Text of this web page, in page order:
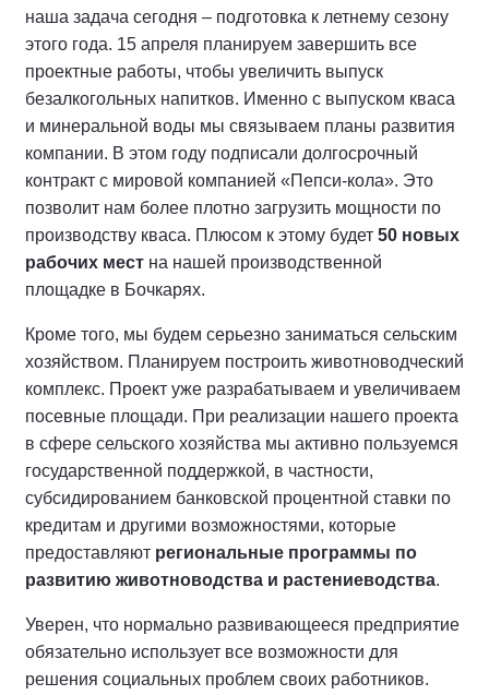
наша задача сегодня – подготовка к летнему сезону
этого года. 15 апреля планируем завершить все
проектные работы, чтобы увеличить выпуск
безалкогольных напитков. Именно с выпуском кваса
и минеральной воды мы связываем планы развития
компании. В этом году подписали долгосрочный
контракт с мировой компанией «Пепси-кола». Это
позволит нам более плотно загрузить мощности по
производству кваса. Плюсом к этому будет 50 новых
рабочих мест на нашей производственной
площадке в Бочкарях.
Кроме того, мы будем серьезно заниматься сельским
хозяйством. Планируем построить животноводческий
комплекс. Проект уже разрабатываем и увеличиваем
посевные площади. При реализации нашего проекта
в сфере сельского хозяйства мы активно пользуемся
государственной поддержкой, в частности,
субсидированием банковской процентной ставки по
кредитам и другими возможностями, которые
предоставляют региональные программы по
развитию животноводства и растениеводства.
Уверен, что нормально развивающееся предприятие
обязательно использует все возможности для
решения социальных проблем своих работников.